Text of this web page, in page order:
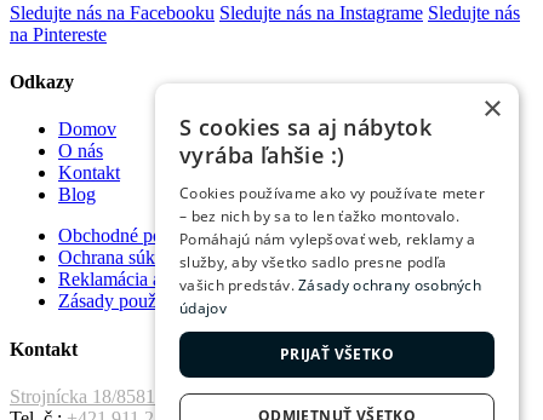
Sledujte nás na Facebooku Sledujte nás na Instagrame Sledujte nás
na Pintereste
Odkazy
Domov
O nás
Kontakt
Blog
Obchodné podmienky
Ochrana súkromia
Reklamácia a vrátenie tovaru
Zásady používania súborov cookie
Kontakt
Strojnícka 18/8581 Prešov, 080 01
×
S cookies sa aj nábytok
vyrába ľahšie :)
Cookies používame ako vy používate meter
– bez nich by sa to len ťažko montovalo.
Pomáhajú nám vylepšovať web, reklamy a
služby, aby všetko sadlo presne podľa
vašich predstáv.Zásady ochrany osobných
údajov
PRIJAŤ VŠETKO
ODMIETNUŤ VŠETKO